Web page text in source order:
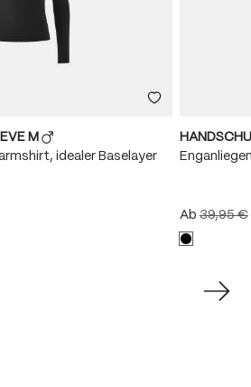
M
idealer Baselayer
Ab39,95 €